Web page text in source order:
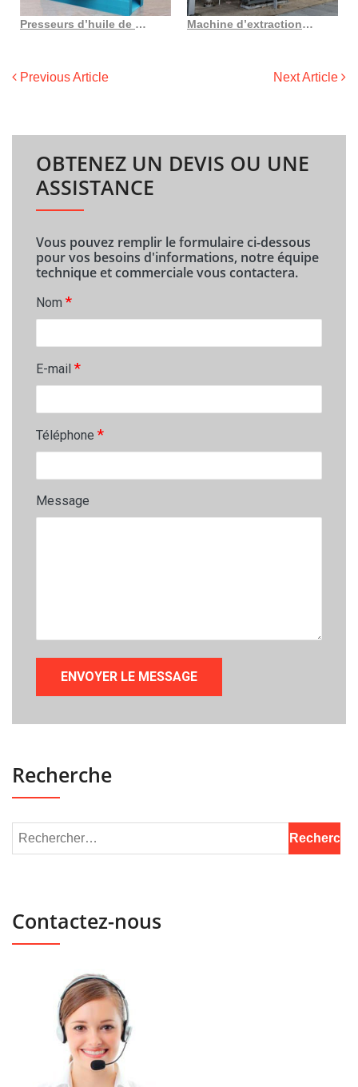
Presseurs d’huile de tournesol avec iso ce au Costa Rica Machine d’extraction d’huile végétale d’usine de fabrication d’huile de germe de maïs
Previous Article Next Article
OBTENEZ UN DEVIS OU UNE
ASSISTANCE
Vous pouvez remplir le formulaire ci-dessous
pour vos besoins d'informations, notre équipe
technique et commerciale vous contactera.
Nom *
E-mail *
Téléphone *
Message
Recherche
Contactez-nous